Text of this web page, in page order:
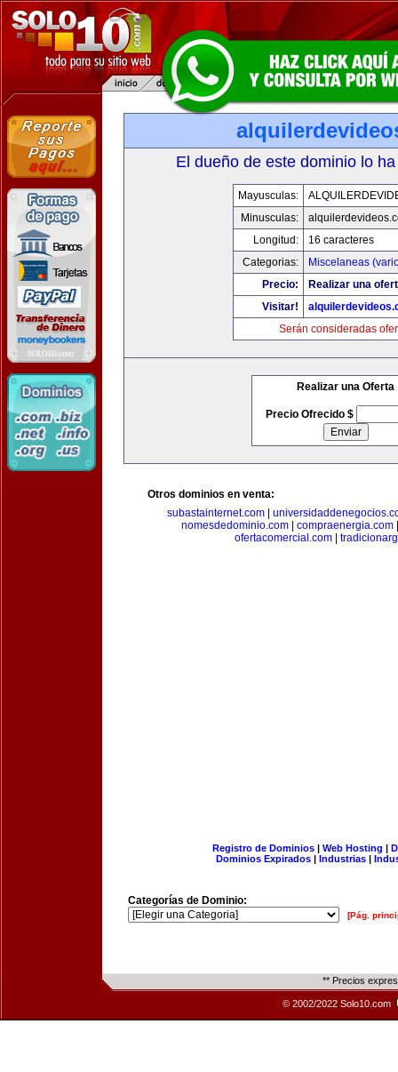
El dueño de este dominio lo
Mayusculas:
Minusculas:
Longitud:
16 caracteres
Categorias:
Miscelaneas
Precio:
Realizar una
Visitar!
Serán consideradas
Realizar una Oferta
Precio Ofrecido $
Otros dominios en venta:
subastainternet.com|
nomesdedominio.com| compraenergia.com
ofertacomercial.com
Registro de Dominios| Web Hosting |
Dominios Expirados | Industrias |
Categorías de Dominio:
[Pág.
** Precios
© 2002/2022 Solo10.com